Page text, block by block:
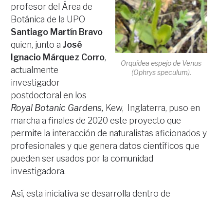
Orquídea espejo de Venus
(Ophrys speculum).
profesor del Área de
Botánica de la UPO
Santiago Martín Bravo
quien, junto a José
Ignacio Márquez Corro,
actualmente
investigador
postdoctoral en los
Royal Botanic Gardens, Kew, Inglaterra, puso en
marcha a finales de 2020 este proyecto que
permite la interacción de naturalistas aficionados y
profesionales y que genera datos científicos que
pueden ser usados por la comunidad
investigadora.
Así, esta iniciativa se desarrolla dentro de